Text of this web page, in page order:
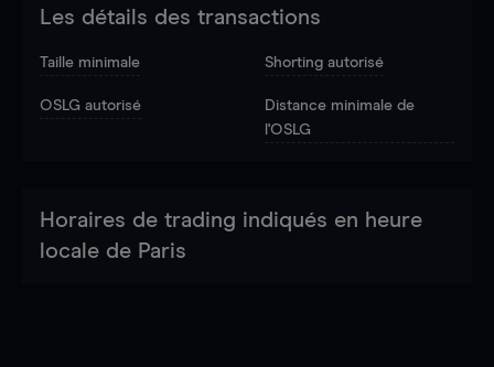
Les détails des transactions
Taille minimale Shorting autorisé
OSLG autorisé
Distance minimale de
l'OSLG
Horaires de trading indiqués en heure
locale de Paris